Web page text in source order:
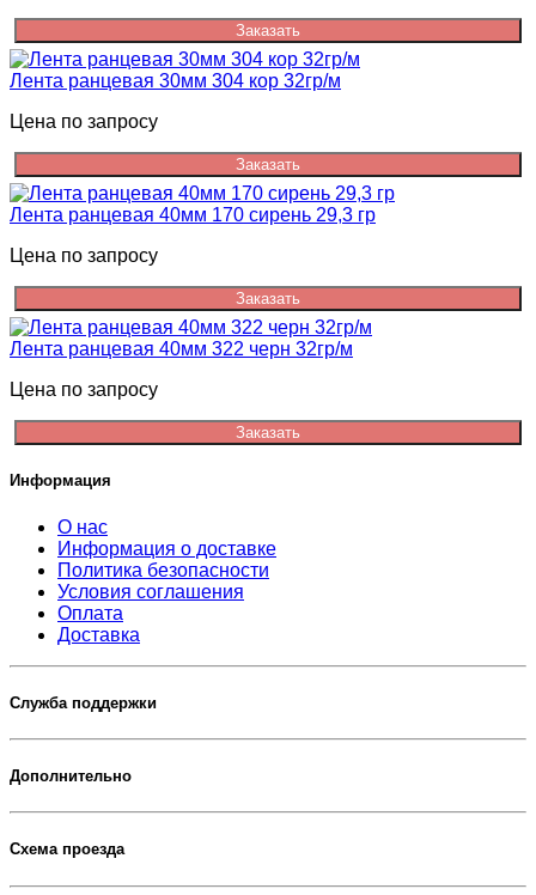
Заказать
Лента ранцевая 30мм 304 кор 32гр/м
Цена по запросу
Заказать
Лента ранцевая 40мм 170 сирень 29,3 гр
Цена по запросу
Заказать
Лента ранцевая 40мм 322 черн 32гр/м
Цена по запросу
Заказать
Информация
О нас
Информация о доставке
Политика безопасности
Условия соглашения
Оплата
Доставка
Служба поддержки
Дополнительно
Схема проезда